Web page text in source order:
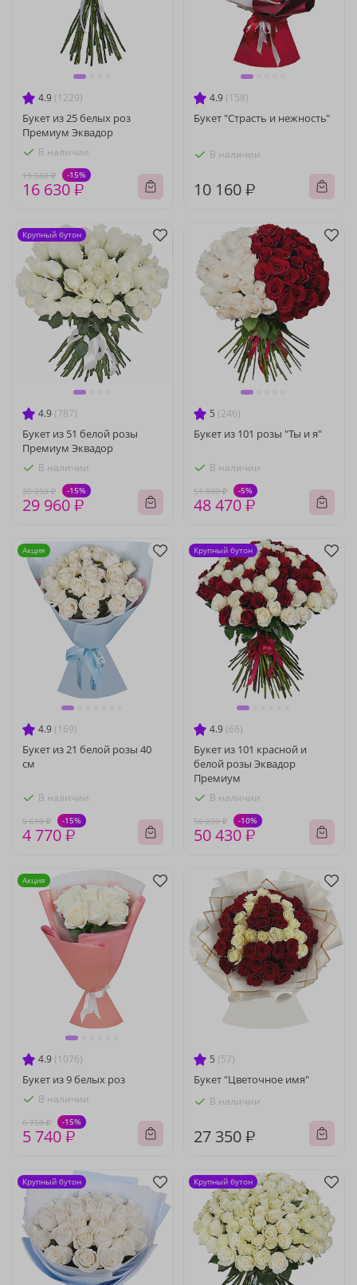
4.9 (1229)
Букет из 25 белых роз
Премиум Эквадор
В наличии
19 560 ₽ -15%
16 630 ₽
4.9 (158)
Букет "Страсть и нежность"
В наличии
10 160 ₽
4.9 (787)
Букет из 51 белой розы
Премиум Эквадор
В наличии
35 250 ₽ -15%
29 960 ₽
Крупный бутон
5 (246)
Букет из 101 розы "Ты и я"
В наличии
51 000 ₽ -5%
48 470 ₽
4.9 (169)
Букет из 21 белой розы 40
см
В наличии
5 610 ₽ -15%
4 770 ₽
Акция
4.9 (66)
Букет из 101 красной и
белой розы Эквадор
Премиум
В наличии
56 030 ₽ -10%
50 430 ₽
Крупный бутон
4.9 (1076)
Букет из 9 белых роз
В наличии
6 750 ₽ -15%
5 740 ₽
Акция
5 (57)
Букет "Цветочное имя"
В наличии
27 350 ₽
Крупный бутон Крупный бутон